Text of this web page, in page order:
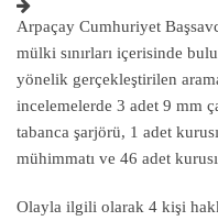
Arpaçay Cumhuriyet
mülki sınırları içerisinde
yönelik gerçekleştirilen
incelemelerde 3 adet 9 mm
tabanca şarjörü, 1 adet
mühimmatı ve 46 adet
Olayla ilgili olarak 4 kişi